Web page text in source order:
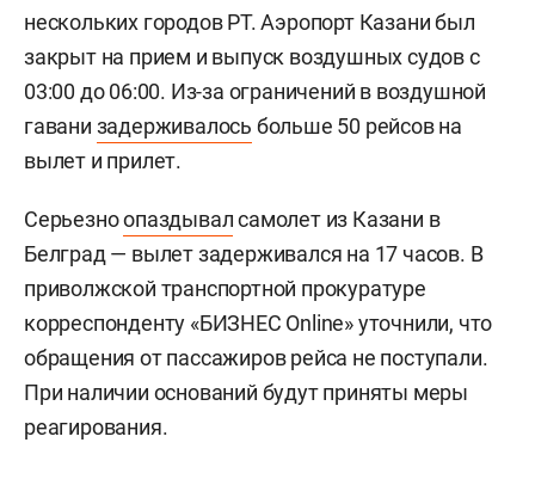
нескольких городов РТ. Аэропорт Казани был
закрыт на прием и выпуск воздушных судов с
03:00 до 06:00. Из-за ограничений в воздушной
гавани задерживалось больше 50 рейсов на
вылет и прилет.
Серьезноопаздывалсамолет из Казани в
Белград — вылет задерживался на 17 часов. В
приволжской транспортной прокуратуре
корреспонденту «БИЗНЕС Online» уточнили, что
обращения от пассажиров рейса не поступали.
При наличии оснований будут приняты меры
реагирования.